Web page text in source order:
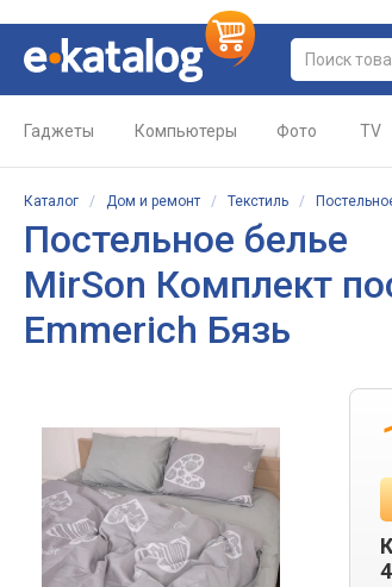
Гаджеты Компьютеры Фото TV
Каталог / Дом и ремонт / Текстиль /
Постельное белье
MirSon Комплект
Emmerich Бязь